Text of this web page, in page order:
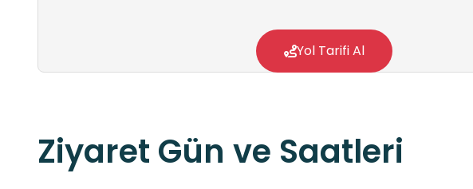
Yol Tarifi Al
Ziyaret Gün ve Saatleri